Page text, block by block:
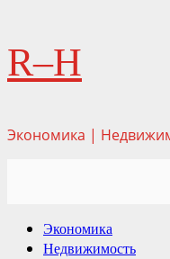
Перейти
содержимому
R–H
Экономика |
Основное
меню
Экономика
Недвижимость